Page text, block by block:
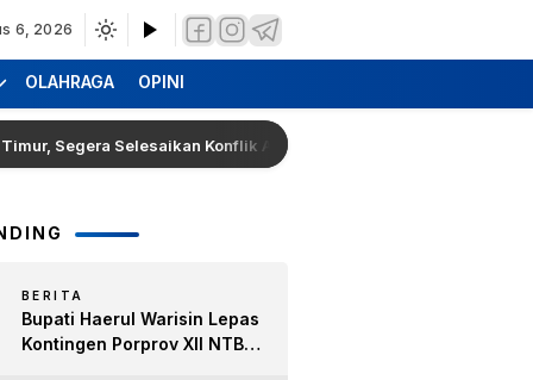
6, 2026
OLAHRAGA OPINI
Selesaikan Konflik Agraria Eks HGU Tanjung Kenanga
BERITA
Bupati Haerul Warisin Lepas
Kontingen Porprov XII NTB